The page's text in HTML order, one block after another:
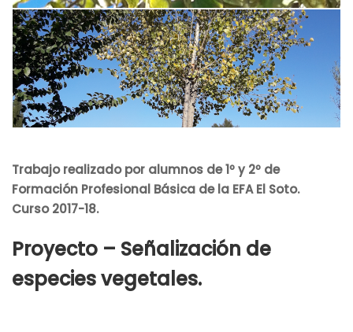
Trabajo realizado por alumnos de 1º y 2º de
Formación Profesional Básica de la EFA El Soto.
Curso 2017-18.
Proyecto – Señalización de
especies vegetales.